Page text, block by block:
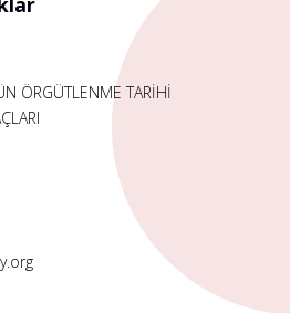
ÖRGÜTLENME TARİHİ